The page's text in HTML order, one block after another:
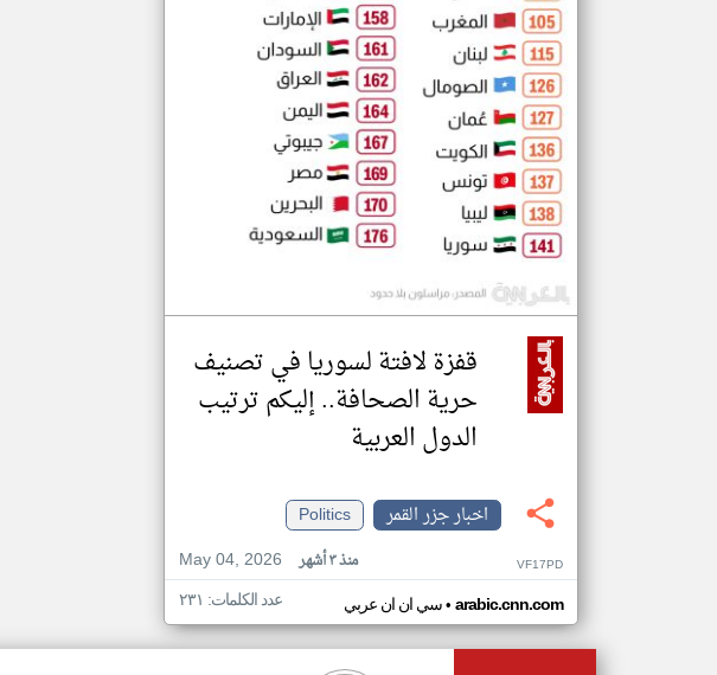
قفزة لافتة لسوريا في تصنيف
حرية الصحافة.. إليكم ترتيب
الدول العربية
اخبار جزر القمر
Politics
May 04, 2026
منذ ٣ أشهر VF17PD
سي ان ان عربي• arabic.cnn.com عدد الكلمات: ٢٣١